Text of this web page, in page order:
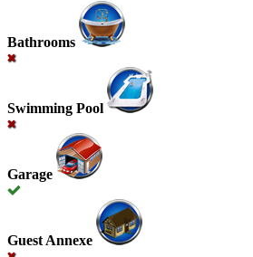
Bathrooms
Swimming Pool
Garage
Guest Annexe